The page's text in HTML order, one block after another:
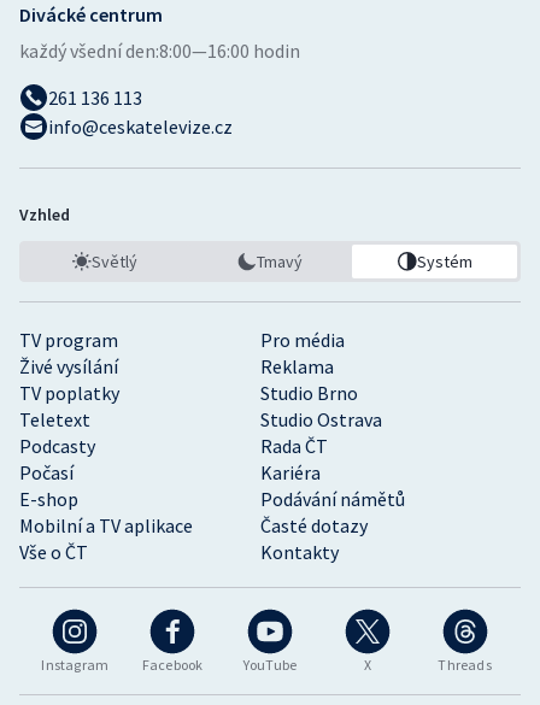
Instagram Facebook YouTube X Threads
TV program
Pro média
Živé vysílání
Reklama
TV poplatky
Studio Brno
Teletext
Studio Ostrava
Podcasty
Rada ČT
Počasí
Kariéra
E-shop
Podávání námětů
Mobilní a TV aplikace
Časté dotazy
Vše o ČT
Kontakty
Divácké centrum
každý všední den:8:00—16:00 hodin
261 136 113
info@ceskatelevize.cz
Vzhled
Světlý Tmavý Systém